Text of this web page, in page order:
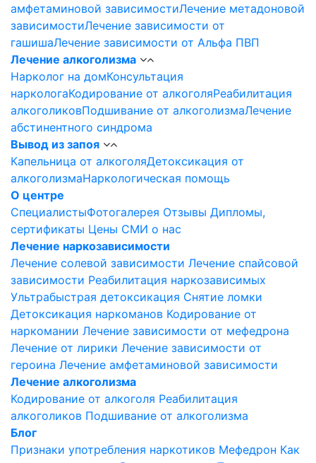
амфетаминовой зависимостиЛечение метадоновой
зависимостиЛечение зависимости от
гашишаЛечение зависимости от Альфа ПВП
Лечение алкоголизма
Нарколог на домКонсультация
наркологаКодирование от алкоголяРеабилитация
алкоголиковПодшивание от алкоголизмаЛечение
абстинентного синдрома
Вывод из запоя
Капельница от алкоголяДетоксикация от
алкоголизмаНаркологическая помощь
О центре
СпециалистыФотогалерея Отзывы Дипломы,
сертификаты Цены СМИ о нас
Лечение наркозависимости
Лечение солевой зависимости Лечение спайсовой
зависимости Реабилитация наркозависимых
Ультрабыстрая детоксикация Снятие ломки
Детоксикация наркоманов Кодирование от
наркомании Лечение зависимости от мефедрона
Лечение от лирики Лечение зависимости от
героина Лечение амфетаминовой зависимости
Лечение алкоголизма
Кодирование от алкоголя Реабилитация
алкоголиков Подшивание от алкоголизма
Блог
Признаки употребления наркотиков Мефедрон Как